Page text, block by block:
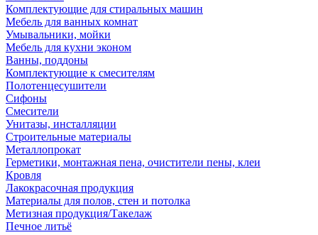
Комплектующие для стиральных машин
Мебель для ванных комнат
Умывальники, мойки
Мебель для кухни эконом
Ванны, поддоны
Комплектующие к смесителям
Полотенцесушители
Сифоны
Смесители
Унитазы, инсталляции
Строительные материалы
Металлопрокат
Герметики, монтажная пена, очистители пены, клеи
Кровля
Лакокрасочная продукция
Материалы для полов, стен и потолка
Метизная продукция/Такелаж
Печное литьё